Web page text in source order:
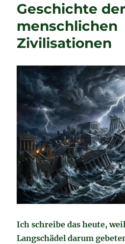
Geschichte der
menschlichen
Zivilisationen
Ich schreibe das heute,
Langschädel darum